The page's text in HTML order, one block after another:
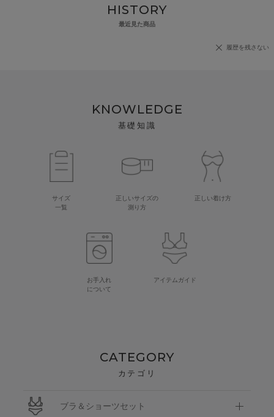
HISTORY
最近見た商品
履歴を残さない
KNOWLEDGE
基礎知識
サイズ
一覧
正しいサイズの
測り方
正しい着け方
お手入れ
について
アイテムガイド
CATEGORY
カテゴリ
ブラ＆ショーツセット